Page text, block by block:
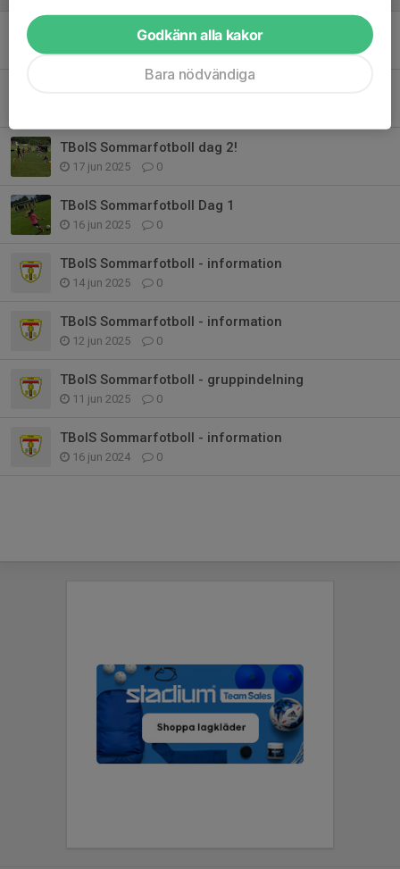
TBoIS Sommarfotboll - bilder!
TBoIS Sommarfotboll dag 2!
17 jun 2025 0
TBoIS Sommarfotboll Dag 1
16 jun 2025 0
TBoIS Sommarfotboll - information
14 jun 2025 0
TBoIS Sommarfotboll - information
12 jun 2025 0
TBoIS Sommarfotboll - gruppindelning
11 jun 2025 0
TBoIS Sommarfotboll - information
16 jun 2024 0
Godkänn alla kakor
Bara nödvändiga